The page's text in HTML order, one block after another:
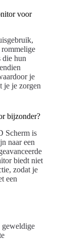
voor
die hun
je
je je zorgen
bijzonder?
Scherm is
naar een
biedt niet
zodat je
een
geweldige